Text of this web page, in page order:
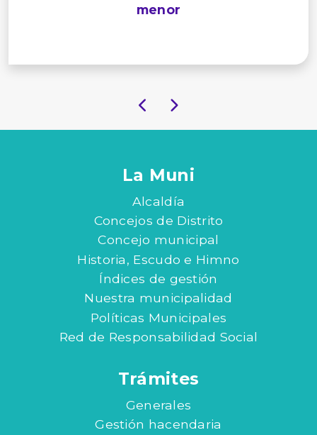
menor
La Muni
Alcaldía
Concejos de Distrito
Concejo municipal
Historia, Escudo e Himno
Índices de gestión
Nuestra municipalidad
Políticas Municipales
Red de Responsabilidad Social
Trámites
Generales
Gestión hacendaria